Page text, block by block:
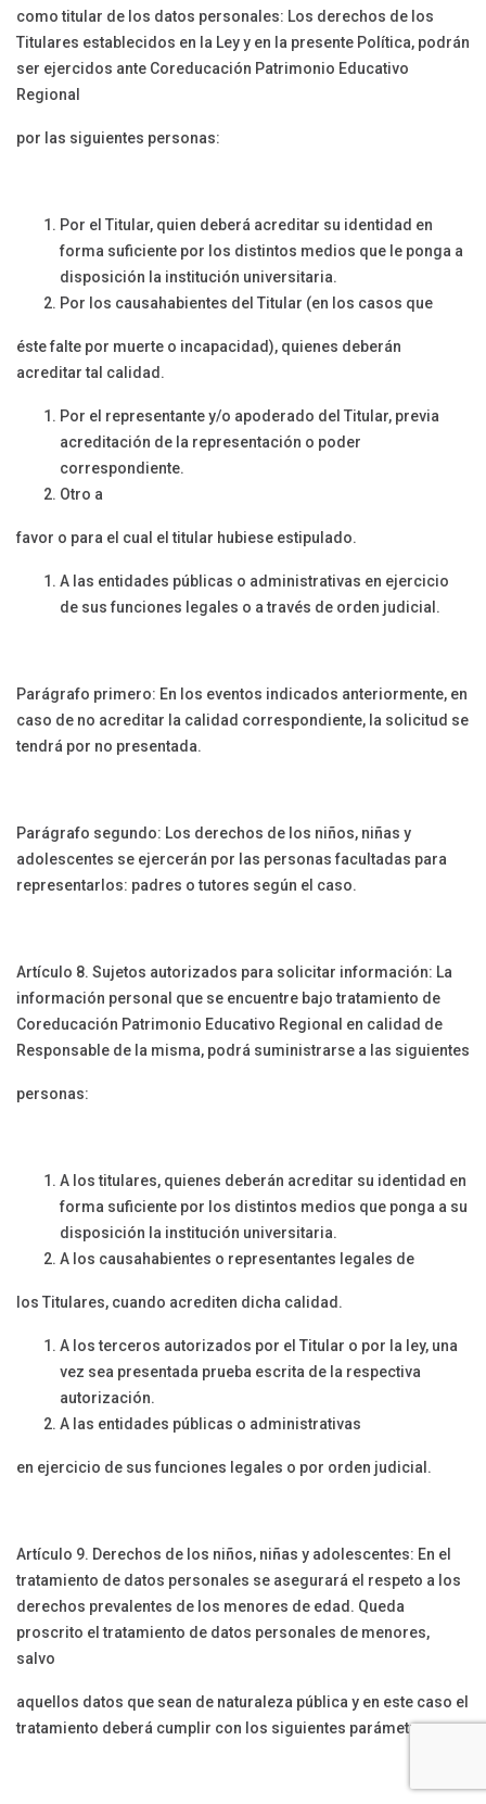
como titular de los datos personales: Los derechos de los
Titulares establecidos en la Ley y en la presente Política, podrán
ser ejercidos ante Coreducación Patrimonio Educativo
Regional
por las siguientes personas:
Por el Titular, quien deberá acreditar su identidad en
forma suficiente por los distintos medios que le ponga a
disposición la institución universitaria.
Por los causahabientes del Titular (en los casos que
éste falte por muerte o incapacidad), quienes deberán
acreditar tal calidad.
Por el representante y/o apoderado del Titular, previa
acreditación de la representación o poder
correspondiente.
Otro a
favor o para el cual el titular hubiese estipulado.
A las entidades públicas o administrativas en ejercicio
de sus funciones legales o a través de orden judicial.
Parágrafo primero: En los eventos indicados anteriormente, en
caso de no acreditar la calidad correspondiente, la solicitud se
tendrá por no presentada.
Parágrafo segundo: Los derechos de los niños, niñas y
adolescentes se ejercerán por las personas facultadas para
representarlos: padres o tutores según el caso.
Artículo 8. Sujetos autorizados para solicitar información: La
información personal que se encuentre bajo tratamiento de
Coreducación Patrimonio Educativo Regional en calidad de
Responsable de la misma, podrá suministrarse a las siguientes
personas:
A los titulares, quienes deberán acreditar su identidad en
forma suficiente por los distintos medios que ponga a su
disposición la institución universitaria.
A los causahabientes o representantes legales de
los Titulares, cuando acrediten dicha calidad.
A los terceros autorizados por el Titular o por la ley, una
vez sea presentada prueba escrita de la respectiva
autorización.
A las entidades públicas o administrativas
en ejercicio de sus funciones legales o por orden judicial.
Artículo 9. Derechos de los niños, niñas y adolescentes: En el
tratamiento de datos personales se asegurará el respeto a los
derechos prevalentes de los menores de edad. Queda
proscrito el tratamiento de datos personales de menores,
salvo
aquellos datos que sean de naturaleza pública y en este caso el
tratamiento deberá cumplir con los siguientes parámetros: